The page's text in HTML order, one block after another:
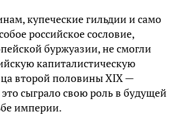
купеческие гильдии и само
российское сословие,
буржуазии, не смогли
капиталистическую
второй половины XIX —
сыграло свою роль в будущей
империи.